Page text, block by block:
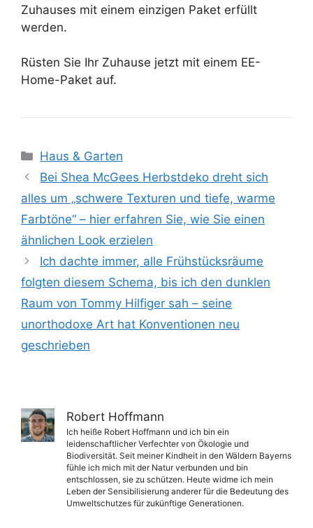
Zuhauses mit einem einzigen Paket erfüllt
werden.
Rüsten Sie Ihr Zuhause jetzt mit einem EE-
Home-Paket auf.
Kategorien
Haus & Garten
Bei Shea McGees Herbstdeko dreht sich
alles um „schwere Texturen und tiefe, warme
Farbtöne“ – hier erfahren Sie, wie Sie einen
ähnlichen Look erzielen
Ich dachte immer, alle Frühstücksräume
folgten diesem Schema, bis ich den dunklen
Raum von Tommy Hilfiger sah – seine
unorthodoxe Art hat Konventionen neu
geschrieben
Robert Hoffmann
Ich heiße Robert Hoffmann und ich bin ein
leidenschaftlicher Verfechter von Ökologie und
Biodiversität. Seit meiner Kindheit in den Wäldern Bayerns
fühle ich mich mit der Natur verbunden und bin
entschlossen, sie zu schützen. Heute widme ich mein
Leben der Sensibilisierung anderer für die Bedeutung des
Umweltschutzes für zukünftige Generationen.